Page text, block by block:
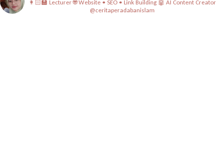
👩🏻‍🏫 Lecturer🌐 Website • SEO • Link Building 🤖 AI Content Creator
@ceritaperadabanislam